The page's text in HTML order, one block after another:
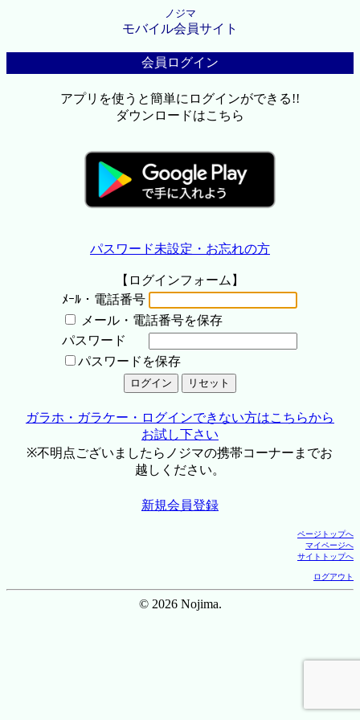
ノジマ
モバイル会員サイト
会員ログイン
アプリを使うと簡単にログインができる!!
ダウンロードはこちら
パスワード未設定・お忘れの方
【ログインフォーム】
ﾒｰﾙ・電話番号
メール・電話番号を保存
パスワード
パスワードを保存
ガラホ・ガラケー・ログインできない方はこちらから
お試し下さい
※不明点ございましたらノジマの携帯コーナーまでお
越しください。
新規会員登録
ページトップへ
マイページへ
サイトトップへ
ログアウト
© 2026 Nojima.